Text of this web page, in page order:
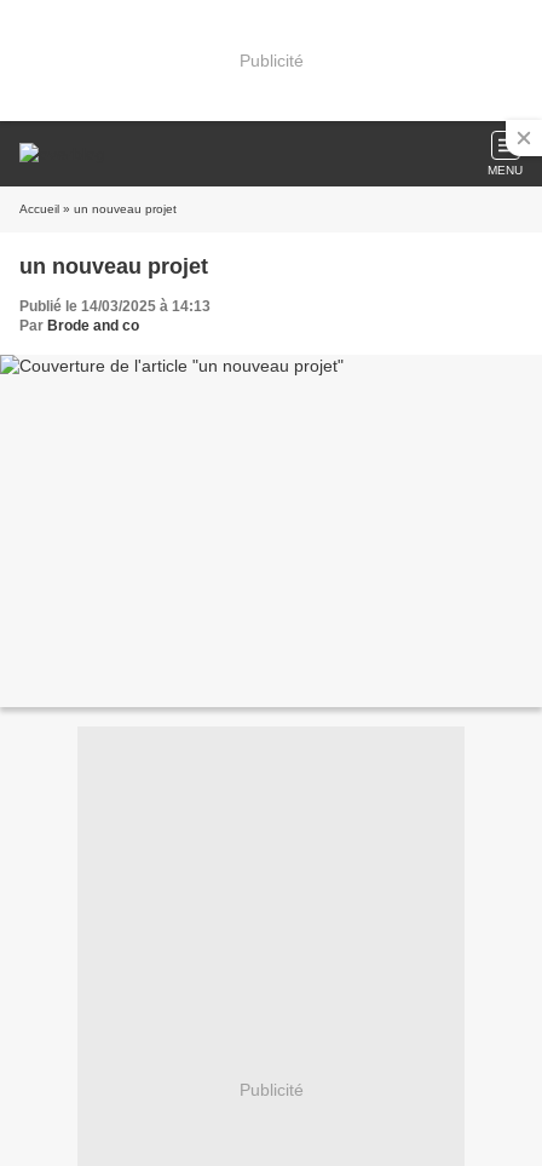
Publicité
MENU
Accueil » un nouveau projet
un nouveau projet
Publié le 14/03/2025 à 14:13
Par Brode and co
Publicité